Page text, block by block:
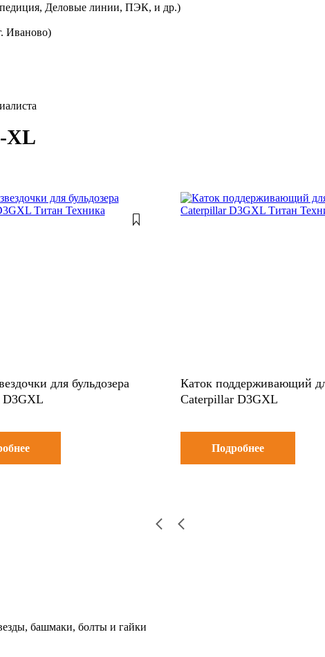
Деловые линии, ПЭК, и др.)
Иваново)
XL
для бульдозера
D3GXL
Каток поддерживающий
Caterpillar D3GXL
Подробнее
башмаки, болты и гайки